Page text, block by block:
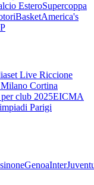
EsteroSupercoppa
BasketAmerica's
Live Riccione
Cortina
club 2025EICMA
Parigi
GenoaInter